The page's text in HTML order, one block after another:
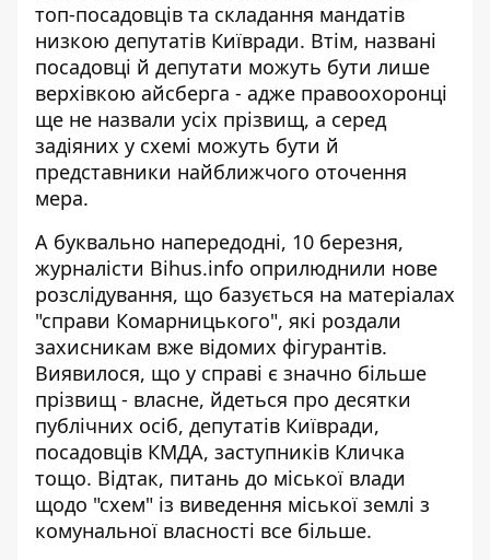
топ-посадовців та складання мандатів
низкою депутатів Київради. Втім, названі
посадовці й депутати можуть бути лише
верхівкою айсберга - адже правоохоронці
ще не назвали усіх прізвищ, а серед
задіяних у схемі можуть бути й
представники найближчого оточення
мера.
А буквально напередодні, 10 березня,
журналісти Bihus.info оприлюднили нове
розслідування, що базується на матеріалах
"справи Комарницького", які роздали
захисникам вже відомих фігурантів.
Виявилося, що у справі є значно більше
прізвищ - власне, йдеться про десятки
публічних осіб, депутатів Київради,
посадовців КМДА, заступників Кличка
тощо. Відтак, питань до міської влади
щодо "схем" із виведення міської землі з
комунальної власності все більше.